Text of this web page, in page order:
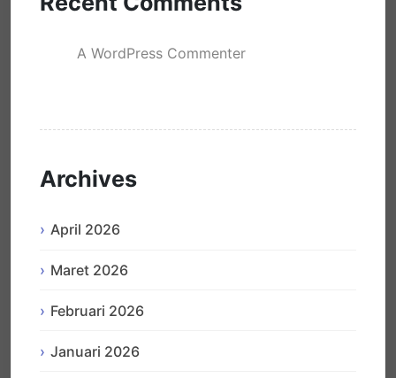
A WordPress Commenter
Archives
April 2026
Maret 2026
Februari 2026
Januari 2026